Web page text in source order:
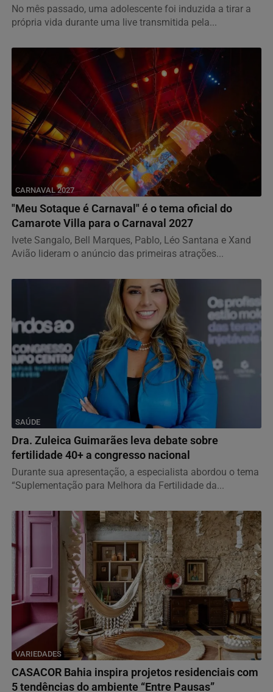
No mês passado, uma adolescente foi induzida a tirar a
própria vida durante uma live transmitida pela...
CARNAVAL 2027
"Meu Sotaque é Carnaval" é o tema oficial do
Camarote Villa para o Carnaval 2027
Ivete Sangalo, Bell Marques, Pablo, Léo Santana e Xand
Avião lideram o anúncio das primeiras atrações...
SAÚDE
Dra. Zuleica Guimarães leva debate sobre
fertilidade 40+ a congresso nacional
Durante sua apresentação, a especialista abordou o tema
“Suplementação para Melhora da Fertilidade da...
VARIEDADES
CASACOR Bahia inspira projetos residenciais com
5 tendências do ambiente “Entre Pausas”